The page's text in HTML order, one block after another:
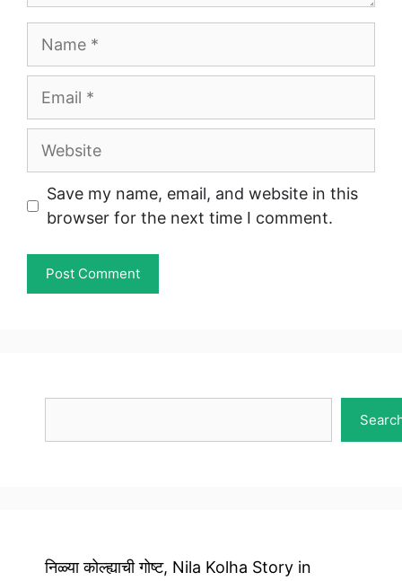
Name
Email
Website
Save my name, email, and website in this
browser for the next time I comment.
निळ्या कोल्ह्याची गोष्ट, Nila Kolha Story in